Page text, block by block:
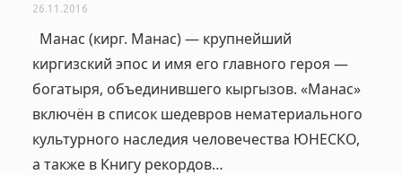
26.11.2016
Манас (кирг. Манас) — крупнейший
киргизский эпос и имя его главного героя —
богатыря, объединившего кыргызов. «Манас»
включён в список шедевров нематериального
культурного наследия человечества ЮНЕСКО,
а также в Книгу рекордов…